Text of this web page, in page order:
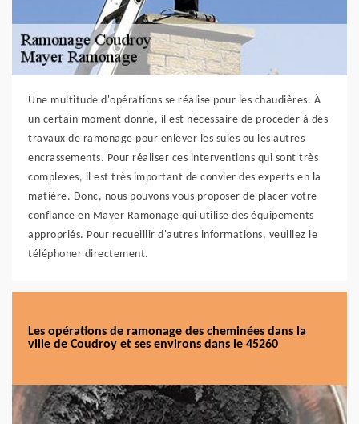
Une multitude d'opérations se réalise pour les chaudières. À
un certain moment donné, il est nécessaire de procéder à des
travaux de ramonage pour enlever les suies ou les autres
encrassements. Pour réaliser ces interventions qui sont très
complexes, il est très important de convier des experts en la
matière. Donc, nous pouvons vous proposer de placer votre
confiance en Mayer Ramonage qui utilise des équipements
appropriés. Pour recueillir d'autres informations, veuillez le
téléphoner directement.
Les opérations de ramonage des cheminées dans la
ville de Coudroy et ses environs dans le 45260